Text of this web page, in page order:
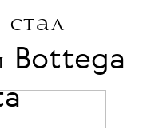
стал
Bottega